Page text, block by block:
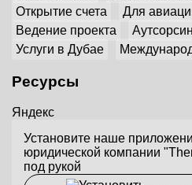
Открытие счета
Для
Ведение проекта
Услуги в Дубае
Ресурсы
Яндекс
Установите наше
юридической компании
под рукой